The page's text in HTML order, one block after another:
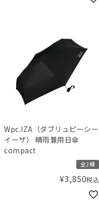
Wpc.IZA（ダブリュピーシー
イーザ） 晴雨兼用日傘
compact
全2種
¥3,850税込